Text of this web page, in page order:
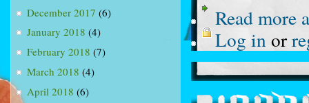
December 2017 (6)
January 2018 (4)
February 2018 (7)
March 2018 (4)
April 2018 (6)
Read more
Log in or